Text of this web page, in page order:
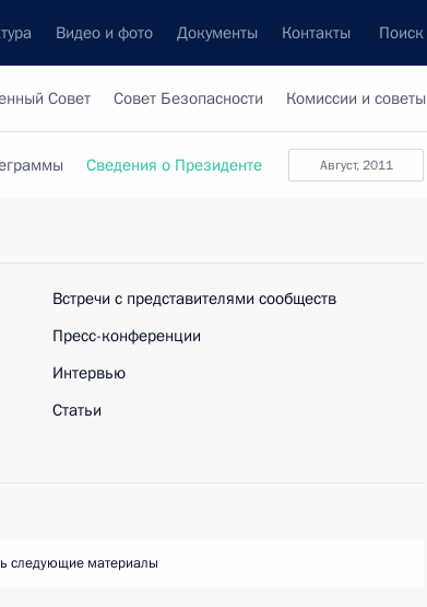
Видео и фото Документы Контакты Поиск
Совет Совет Безопасности Комиссии и советы
Август, 2011
Сведения о Президенте
Встречи с представителями сообществ
Пресс-конференции
Интервью
Статьи
следующие материалы